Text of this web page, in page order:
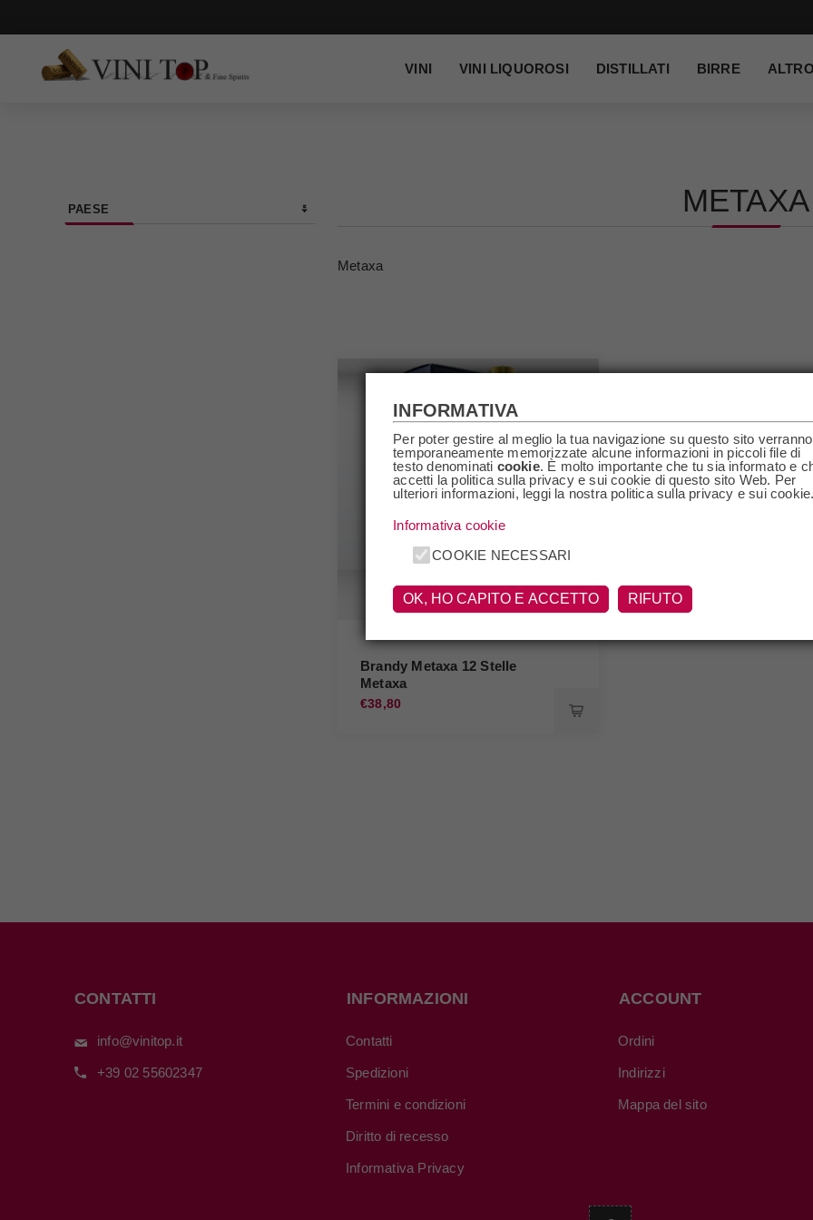
VINI VINI LIQUOROSI DISTILLATI BIRRE
METAXA
Metaxa
Brandy Metaxa 12 Stelle
Metaxa
€38,80
PAESE
CONTATTI
info@vinitop.it
+39 02 55602347
INFORMAZIONI
Contatti
Spedizioni
Termini e condizioni
Diritto di recesso
Informativa Privacy
ACCOUNT
Ordini
Indirizzi
Mappa del sito
INFORMATIVA
Per poter gestire al meglio la tua navigazione su questo sito verranno
temporaneamente memorizzate alcune informazioni in piccoli file di
testo denominati cookie. È molto importante che tu sia informato e
accetti la politica sulla privacy e sui cookie di questo sito Web. Per
ulteriori informazioni, leggi la nostra politica sulla privacy e sui
Informativa cookie
COOKIE NECESSARI
OK, HO CAPITO E ACCETTO RIFUTO